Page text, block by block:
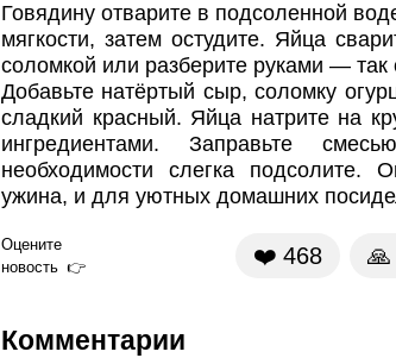
Говядину отварите в подсоленной
мягкости, затем остудите. Яйца
соломкой или разберите руками —
Добавьте натёртый сыр, соломку
сладкий красный. Яйца натрите на
ингредиентами. Заправьте
необходимости слегка подсолите.
ужина, и для уютных домашних
Оцените
новость
❤️ 468 🙏
Комментарии